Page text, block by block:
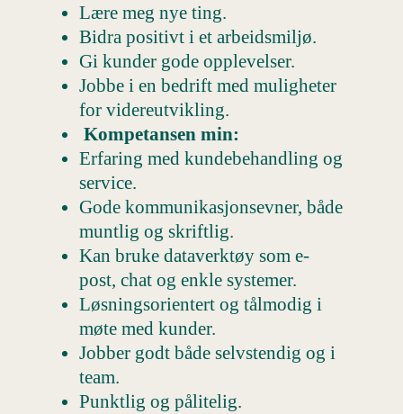
Lære meg nye ting.
Bidra positivt i et arbeidsmiljø.
Gi kunder gode opplevelser.
Jobbe i en bedrift med muligheter
for videreutvikling.
Kompetansen min:
Erfaring med kundebehandling og
service.
Gode kommunikasjonsevner, både
muntlig og skriftlig.
Kan bruke dataverktøy som e-
post, chat og enkle systemer.
Løsningsorientert og tålmodig i
møte med kunder.
Jobber godt både selvstendig og i
team.
Punktlig og pålitelig.